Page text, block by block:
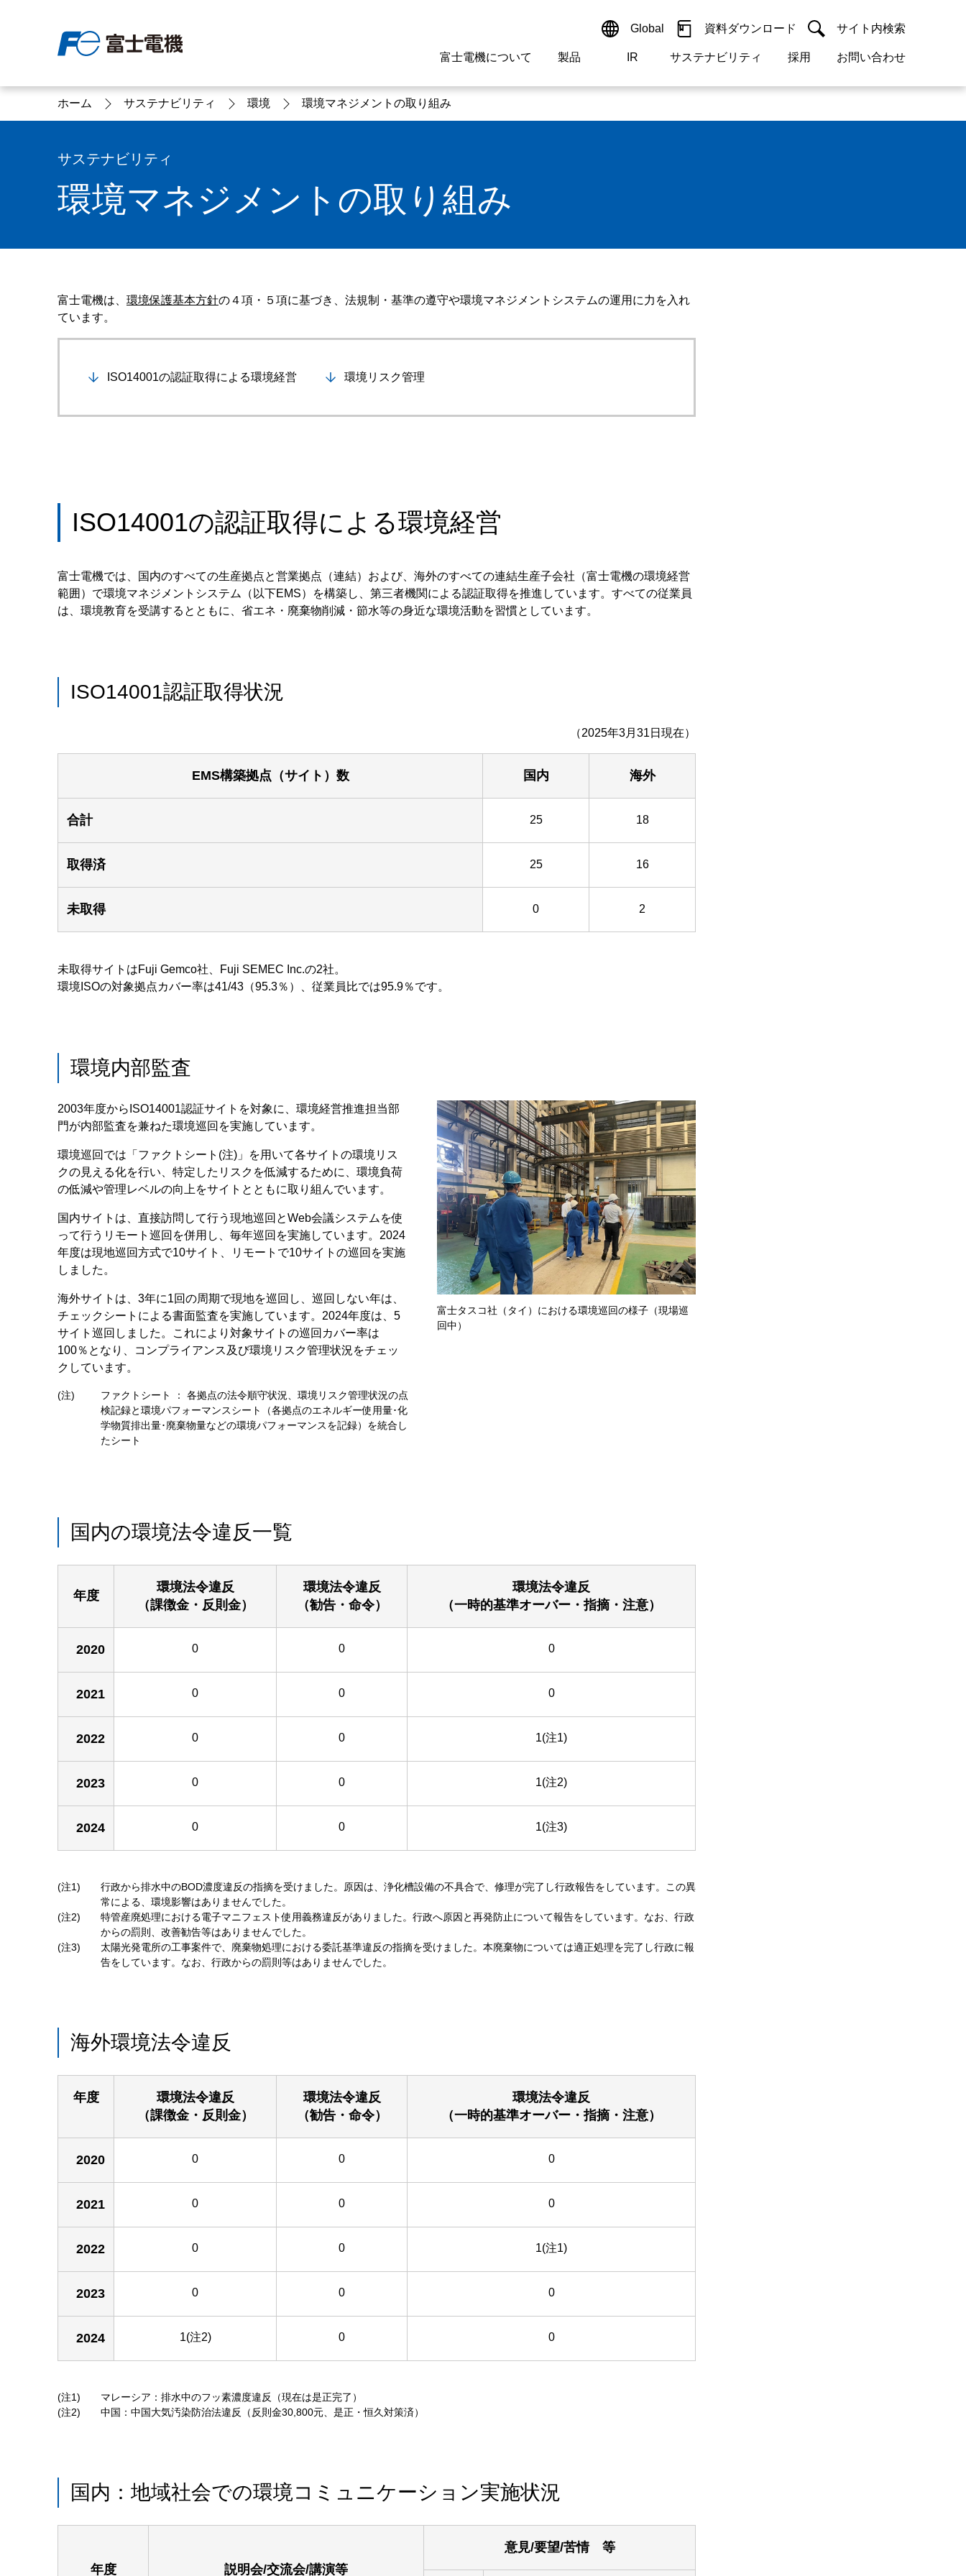
Global 資料ダウンロード サイト内検索
検索
富士電機について
富士電機について
富士電機についてのトップ
経営の考え方
製品
製品情報
製品情報のトップへ
特高・高圧 受配電設備
情報システム 保守・保全
半導体 発電設備
自動販売機・店舗
IR
IR 株主・投資家情報
株主・投資家情報のトップ
財務・業績
サステナビリティ
サステナビリティ
サステナビリティのトップ
環境
採用
採用情報
採用情報のトップへ
高卒採用情報
お問い合わせ
お問い合わせ
お問い合わせのトップへ
企業情報について
ホーム サステナビリティ 環境 環境マネジメントの取り組み
サステナビリティ
環境マネジメントの取り組み
富士電機は、 環境保護基本方針の４項・５項に基づき、法規制・基準の遵守や環境マネジメントシステムの運用に力を入れ
ています。
ISO14001の認証取得による環境経営 環境リスク管理
ISO14001の認証取得による環境経営
富士電機では、国内のすべての生産拠点と営業拠点（連結）および、海外のすべての連結生産子会社（富士電機の環境経営
範囲）で環境マネジメントシステム（以下EMS）を構築し、第三者機関による認証取得を推進しています。すべての従業員
は、環境教育を受講するとともに、省エネ・廃棄物削減・節水等の身近な環境活動を習慣としています。
ISO14001認証取得状況
（2025年3月31日現在）
EMS構築拠点（サイト）数 国内 海外
合計 25 18
取得済 25 16
未取得 0 2
未取得サイトはFuji Gemco社、Fuji SEMEC Inc.の2社。
環境ISOの対象拠点カバー率は41/43（95.3％）、従業員比では95.9％です。
環境内部監査
富士タスコ社（タイ）における環境巡回の様子（現場巡
回中）
2003年度からISO14001認証サイトを対象に、環境経営推進担当部
門が内部監査を兼ねた環境巡回を実施しています。
環境巡回では「ファクトシート(注)」を用いて各サイトの環境リス
クの見える化を行い、特定したリスクを低減するために、環境負荷
の低減や管理レベルの向上をサイトとともに取り組んでいます。
国内サイトは、直接訪問して行う現地巡回とWeb会議システムを使
って行うリモート巡回を併用し、毎年巡回を実施しています。2024
年度は現地巡回方式で10サイト、リモートで10サイトの巡回を実施
しました。
海外サイトは、3年に1回の周期で現地を巡回し、巡回しない年は、
チェックシートによる書面監査を実施しています。2024年度は、5
サイト巡回しました。これにより対象サイトの巡回カバー率は
100％となり、コンプライアンス及び環境リスク管理状況をチェッ
クしています。
(注)
ファクトシート ： 各拠点の法令順守状況、環境リスク管理状況の点
検記録と環境パフォーマンスシート（各拠点のエネルギー使用量･化
学物質排出量･廃棄物量などの環境パフォーマンスを記録）を統合し
たシート
国内の環境法令違反一覧
年度
環境法令違反
（課徴金・反則金）
環境法令違反
（勧告・命令）
環境法令違反
（一時的基準オーバー・指摘・注意）
2020 0 0 0
2021 0 0 0
2022 0 0 1(注1)
2023 0 0 1(注2)
2024 0 0 1(注3)
(注1)
行政から排水中のBOD濃度違反の指摘を受けました。原因は、浄化槽設備の不具合で、修理が完了し行政報告をしています。この異
常による、環境影響はありませんでした。
(注2)
特管産廃処理における電子マニフェスト使用義務違反がありました。行政へ原因と再発防止について報告をしています。なお、行政
からの罰則、改善勧告等はありませんでした。
(注3)
太陽光発電所の工事案件で、廃棄物処理における委託基準違反の指摘を受けました。本廃棄物については適正処理を完了し行政に報
告をしています。なお、行政からの罰則等はありませんでした。
海外環境法令違反
年度
環境法令違反
（課徴金・反則金）
環境法令違反
（勧告・命令）
環境法令違反
（一時的基準オーバー・指摘・注意）
2020 0 0 0
2021 0 0 0
2022 0 0 1(注1)
2023 0 0 0
2024 1(注2) 0 0
(注1)
マレーシア：排水中のフッ素濃度違反（現在は是正完了）
(注2)
中国：中国大気汚染防治法違反（反則金30,800元、是正・恒久対策済）
国内：地域社会での環境コミュニケーション実施状況
年度 説明会/交流会/講演等
意見/要望/苦情 等